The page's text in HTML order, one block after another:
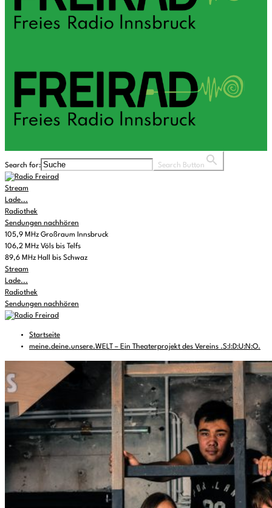
Search for: Search Button
Stream
Lade...
Radiothek
Sendungen nachhören
105,9 MHz Großraum Innsbruck
106,2 MHz Völs bis Telfs
89,6 MHz Hall bis Schwaz
Stream
Lade...
Radiothek
Sendungen nachhören
Startseite
meine.deine.unsere.WELT – Ein Theaterprojekt des Vereins .S:I:D:U:N:O.